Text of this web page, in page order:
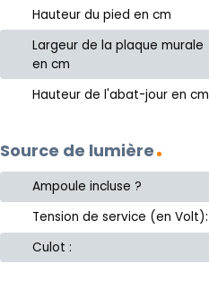
Hauteur du pied en cm
Largeur de la plaque murale
en cm
Hauteur de l'abat-jour en cm
Source de lumière
Ampoule incluse ?
Tension de service (en Volt):
Culot :